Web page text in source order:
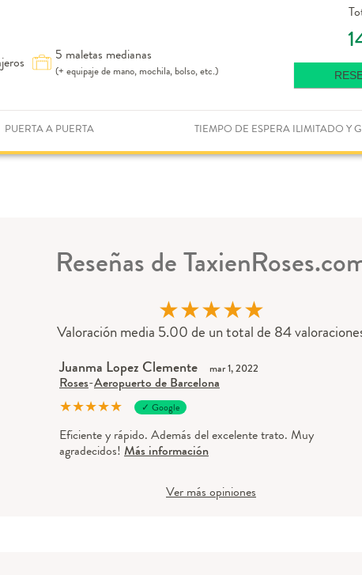
5 maletas medianas
(+ equipaje de mano, mochila, bolso, etc.)
PUERTA A PUERTA TIEMPO DE ESPERA ILIMITADO Y
Reseñas de
★★★★★
Valoración media 5.00 de un total de 84
Juanma Lopez Clemente mar 1, 2022
Roses-Aeropuerto de Barcelona
★★★★★ ✓ Google
Eficiente y rápido. Además del excelente trato. Muy
agradecidos! Más información
Ver más opiniones